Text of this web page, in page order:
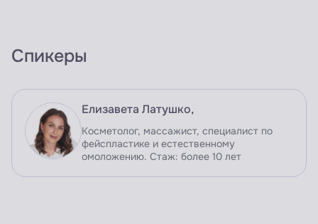
Спикеры
Елизавета Латушко,
Косметолог, массажист, специалист по
фейспластике и естественному
омоложению. Стаж: более 10 лет